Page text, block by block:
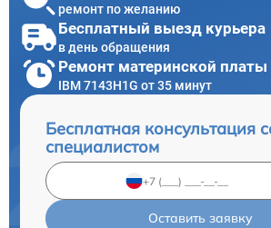
ремонт по желанию
Бесплатный выезд курьера
в день обращения
Ремонт материнской платы
IBM 7143H1G от 35 минут
Бесплатная консультация
специалистом
Оставить заявку